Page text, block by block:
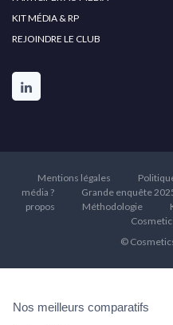
KIT MÉDIA & RP
REJOINDRE LE CLUB
Mentions légales
média ?
Grande enquête
propos
Méthodologie
©
Nos meilleurs comparatifs